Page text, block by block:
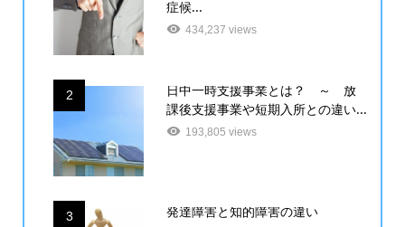
症候...
434,237 views
2
日中一時支援事業とは？ ～ 放
課後支援事業や短期入所との違い...
193,805 views
3 発達障害と知的障害の違い